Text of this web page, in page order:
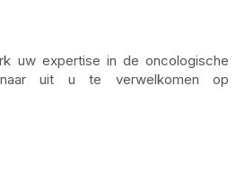
uw expertise in de oncologische
uit u te verwelkomen op